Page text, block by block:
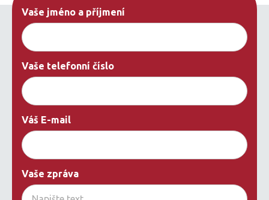
Vaše jméno a příjmení
Vaše telefonní číslo
Váš E-mail
Vaše zpráva